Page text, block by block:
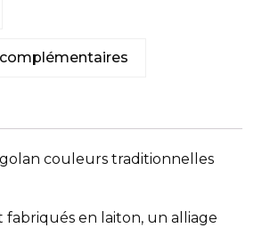
couleurs traditionnelles
fabriqués en laiton, un alliage